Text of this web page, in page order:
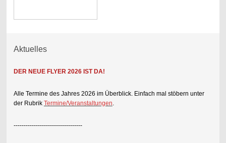
Aktuelles
DER NEUE FLYER 2026 IST DA!
Alle Termine des Jahres 2026 im Überblick. Einfach mal stöbern unter
der Rubrik Termine/Veranstaltungen.
----------------------------------